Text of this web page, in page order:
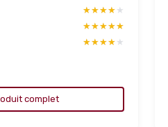
★★★★★
★★★★★
★★★★★
★★★★★
★★★★★
★★★★★
complet